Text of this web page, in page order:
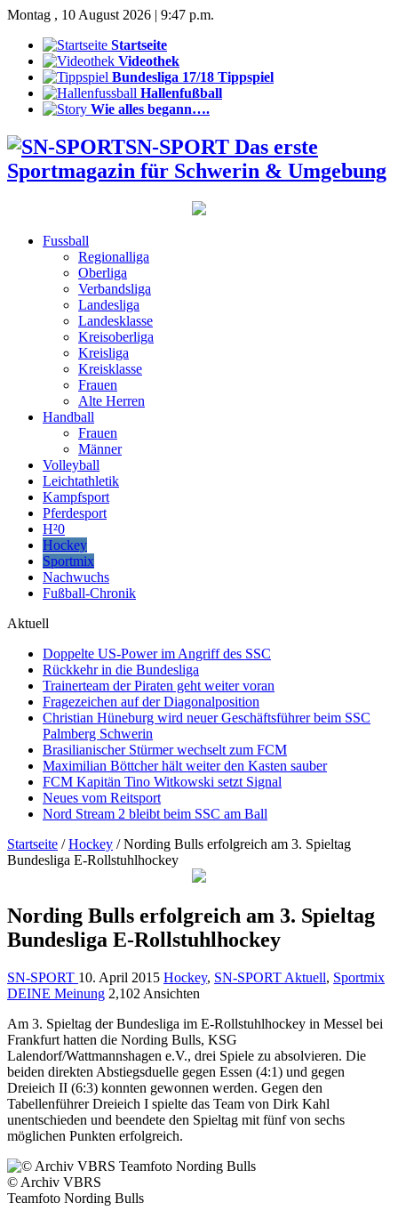
Montag , 10 August 2026 | 9:47 p.m.
Startseite
Videothek
Bundesliga 17/18 Tippspiel
Hallenfußball
Wie alles begann….
SN-SPORT Das erste
Sportmagazin für Schwerin & Umgebung
Fussball
Regionalliga
Oberliga
Verbandsliga
Landesliga
Landesklasse
Kreisoberliga
Kreisliga
Kreisklasse
Frauen
Alte Herren
Handball
Frauen
Männer
Volleyball
Leichtathletik
Kampfsport
Pferdesport
H²0
Hockey
Sportmix
Nachwuchs
Fußball-Chronik
Aktuell
Doppelte US-Power im Angriff des SSC
Rückkehr in die Bundesliga
Trainerteam der Piraten geht weiter voran
Fragezeichen auf der Diagonalposition
Christian Hüneburg wird neuer Geschäftsführer beim SSC
Palmberg Schwerin
Brasilianischer Stürmer wechselt zum FCM
Maximilian Böttcher hält weiter den Kasten sauber
FCM Kapitän Tino Witkowski setzt Signal
Neues vom Reitsport
Nord Stream 2 bleibt beim SSC am Ball
Startseite / Hockey / Nording Bulls erfolgreich am 3. Spieltag
Bundesliga E-Rollstuhlhockey
Nording Bulls erfolgreich am 3. Spieltag
Bundesliga E-Rollstuhlhockey
SN-SPORT 10. April 2015 Hockey, SN-SPORT Aktuell, Sportmix
DEINE Meinung 2,102 Ansichten
Am 3. Spieltag der Bundesliga im E-Rollstuhlhockey in Messel bei
Frankfurt hatten die Nording Bulls, KSG
Lalendorf/Wattmannshagen e.V., drei Spiele zu absolvieren. Die
beiden direkten Abstiegsduelle gegen Essen (4:1) und gegen
Dreieich II (6:3) konnten gewonnen werden. Gegen den
Tabellenführer Dreieich I spielte das Team von Dirk Kahl
unentschieden und beendete den Spieltag mit fünf von sechs
möglichen Punkten erfolgreich.
© Archiv VBRS
Teamfoto Nording Bulls